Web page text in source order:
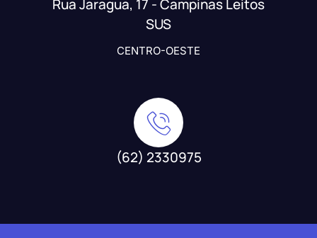
Rua Jaragua, 17 - Campinas Leitos
SUS
CENTRO-OESTE
(62) 2330975